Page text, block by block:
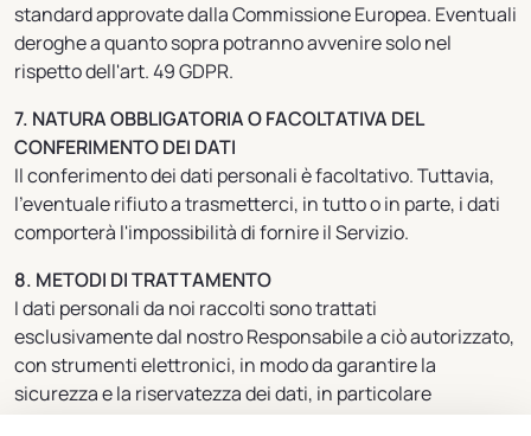
standard approvate dalla Commissione Europea. Eventuali
deroghe a quanto sopra potranno avvenire solo nel
rispetto dell'art. 49 GDPR.
7. NATURA OBBLIGATORIA O FACOLTATIVA DEL
CONFERIMENTO DEI DATI
Il conferimento dei dati personali è facoltativo. Tuttavia,
l'eventuale rifiuto a trasmetterci, in tutto o in parte, i dati
comporterà l'impossibilità di fornire il Servizio.
8. METODI DI TRATTAMENTO
I dati personali da noi raccolti sono trattati
esclusivamente dal nostro Responsabile a ciò autorizzato,
con strumenti elettronici, in modo da garantire la
sicurezza e la riservatezza dei dati, in particolare